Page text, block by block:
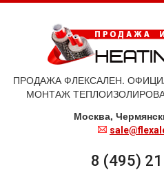
ПРОДАЖА ФЛЕКСАЛЕН.
МОНТАЖ
Москва,
8 (495)